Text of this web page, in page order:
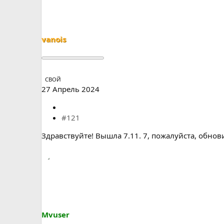
vanois
СВОЙ
27 Апрель 2024
#121
Здравствуйте! Вышла 7.11. 7, пожалуйста,
Mvuser